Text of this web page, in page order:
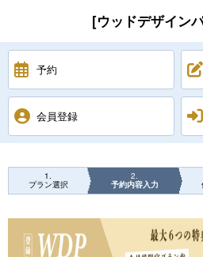
[ウッドデザイン
予約
会員登録
1
プラン選択
2
予約内容入力